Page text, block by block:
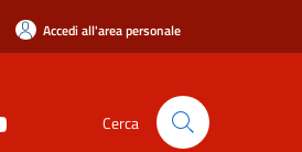
Accedi all'area personale
Cerca